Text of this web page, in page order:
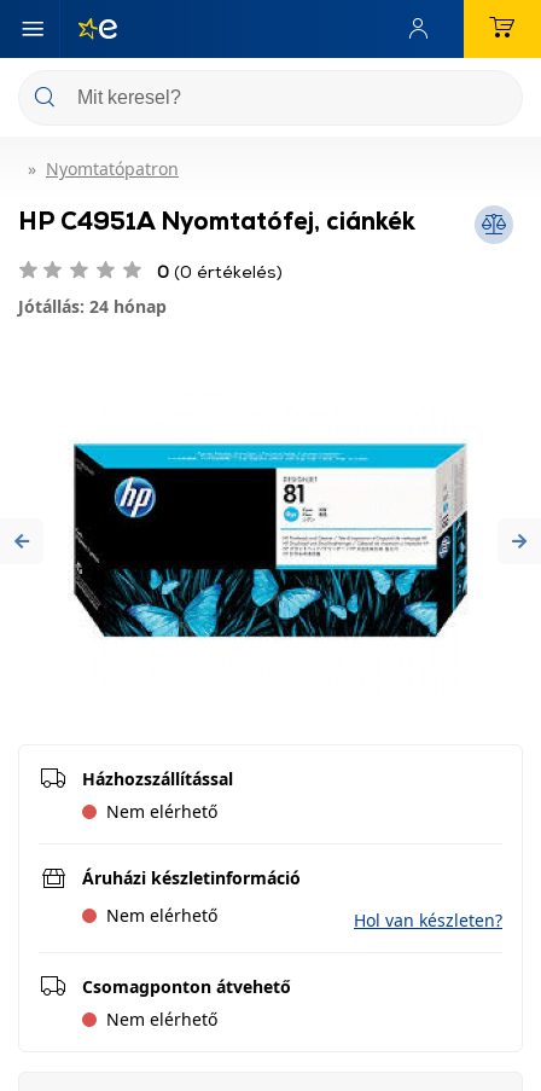
Nyomtatópatron
HP C4951A Nyomtatófej, ciánkék
0 (0 értékelés)
Jótállás: 24 hónap
Previous
Házhozszállítással
Nem elérhető
Áruházi készletinformáció
Nem elérhető
Hol van készleten?
Csomagponton átvehető
Nem elérhető